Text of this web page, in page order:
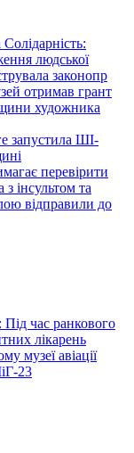
людської
законопр
отримав грант
художника
запустила ШІ-
перевірити
з інсультом та
відправили до
Під час ранкового
лікарень
музеї авіації
23